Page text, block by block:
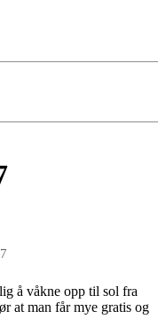
å våkne opp til sol fra
at man får mye gratis og